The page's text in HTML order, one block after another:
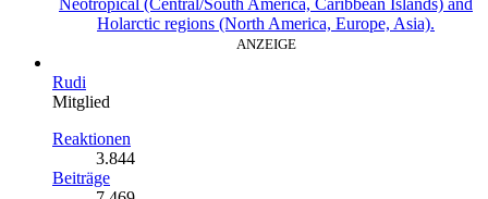
ANZEIGE
Rudi
Mitglied
Reaktionen
3.844
Beiträge